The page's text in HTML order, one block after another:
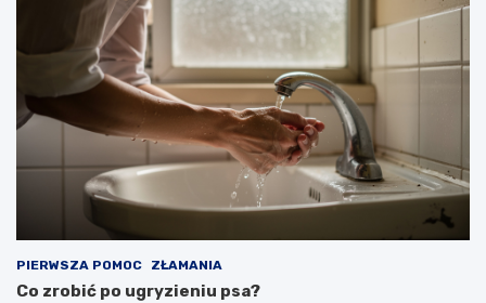
PIERWSZA POMOC ZŁAMANIA
Co zrobić po ugryzieniu psa?